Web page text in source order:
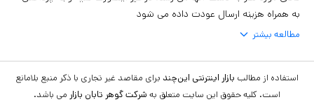
به همراه هزینه ارسال عودت داده می شود
مطالعه بیشتر
استفاده از مطالب بازار اینترنتی این‌چند برای مقاصد غیر تجاری با ذکر منبع بلامانع
است. کلیه حقوق این سایت متعلق به شرکت گوهر تابان بازار می باشد.